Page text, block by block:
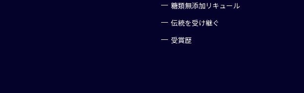
糖類無添加リキュール
伝統を受け継ぐ
受賞歴